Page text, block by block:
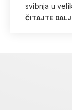
svibnja u
ČITAJTE